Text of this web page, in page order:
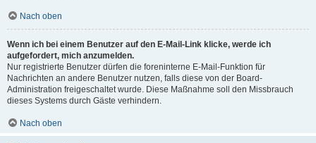
Nach oben
Wenn ich bei einem Benutzer auf den E-Mail-Link klicke, werde ich
aufgefordert, mich anzumelden.
Nur registrierte Benutzer dürfen die foreninterne E-Mail-Funktion für
Nachrichten an andere Benutzer nutzen, falls diese von der Board-
Administration freigeschaltet wurde. Diese Maßnahme soll den Missbrauch
dieses Systems durch Gäste verhindern.
Nach oben